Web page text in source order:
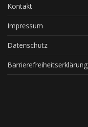
Kontakt
Impressum
Datenschutz
Barrierefreiheitserklärung